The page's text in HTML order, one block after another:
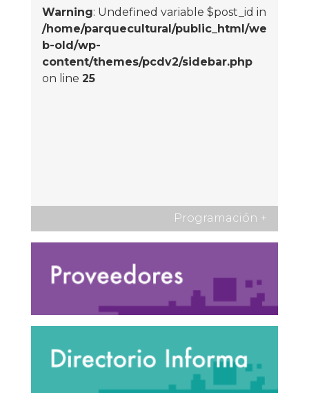
Warning: Undefined variable $post_id in
/home/parquecultural/public_html/we
b-old/wp-
content/themes/pcdv2/sidebar.php
on line 25
Programación +